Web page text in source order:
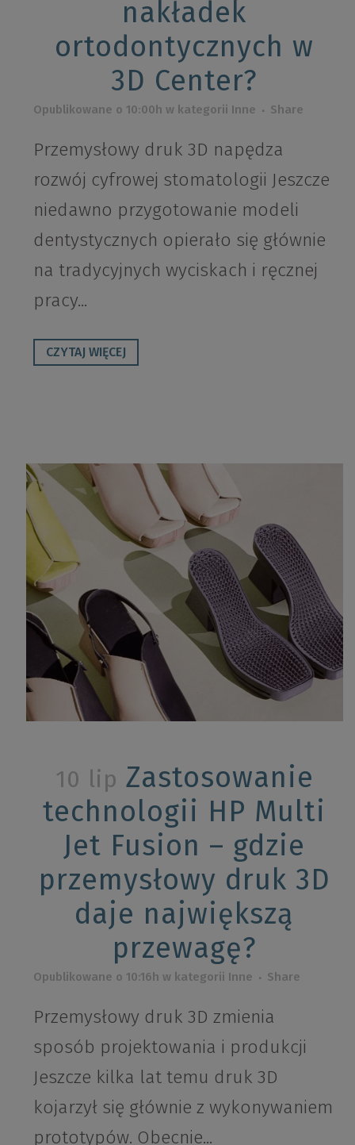
nakładek
ortodontycznych w
3D Center?
Opublikowane o 10:00h w kategorii Inne Share
Przemysłowy druk 3D napędza
rozwój cyfrowej stomatologii Jeszcze
niedawno przygotowanie modeli
dentystycznych opierało się głównie
na tradycyjnych wyciskach i ręcznej
pracy...
CZYTAJ WIĘCEJ
10 lip Zastosowanie
technologii HP Multi
Jet Fusion – gdzie
przemysłowy druk 3D
daje największą
przewagę?
Opublikowane o 10:16h w kategorii Inne Share
Przemysłowy druk 3D zmienia
sposób projektowania i produkcji
Jeszcze kilka lat temu druk 3D
kojarzył się głównie z wykonywaniem
prototypów. Obecnie...